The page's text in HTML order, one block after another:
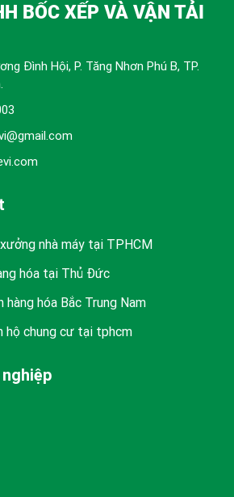
BỐC XẾP VÀ VẬN TẢI
Đình Hội, P. Tăng Nhơn Phú B, TP.
nhà máy tại TPHCM
hóa tại Thủ Đức
hàng hóa Bắc Trung Nam
hộ chung cư tại tphcm